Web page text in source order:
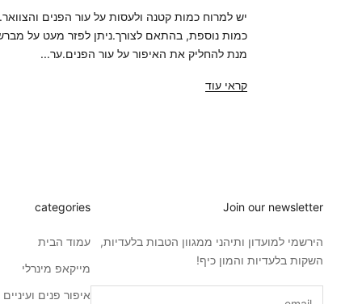
יש למרוח כמות קטנה ולעסות על עור הפנים
כמות נוספת, בהתאם לצורך.ניתן לפזר מעט על
מנת להחליק את האיפור על עור הפנים.ער...
קראי עוד
Join our newsletter
הירשמי למועדון ותיהני ממגוון הטבות בלעדיות,
השקות בלעדיות והמון כיף!
categories
עמוד הבית
מייקאפ מינרלי
איפור פנים ועיניים